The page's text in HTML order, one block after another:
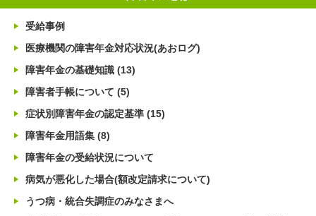
受給事例
医療機関の障害年金対応状況(あおログ)
障害年金の基礎知識 (13)
障害者手帳について (5)
症状別障害年金の認定基準 (15)
障害年金用語集 (8)
障害年金の受給状況について
病気が悪化した場合(額改定請求について)
うつ病・統合失調症のみなさまへ